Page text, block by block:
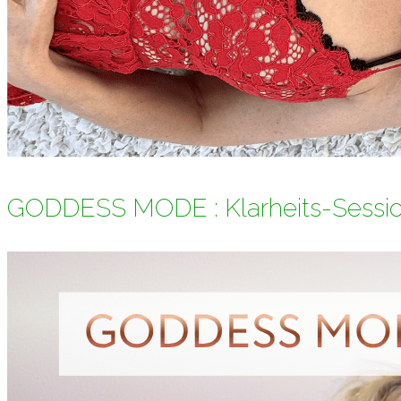
GODDESS MODE : Klarheits-